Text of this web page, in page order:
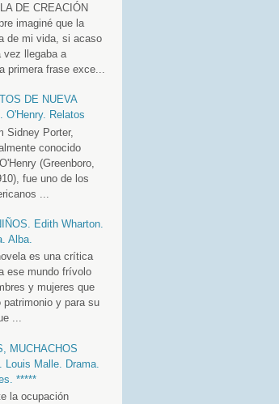
DE CREACIÓN
imaginé que la
de mi vida, si acaso
vez llegaba a
primera frase exce...
DE NUEVA
O'Henry. Relatos
Sidney Porter,
conocido
(Greenboro,
fue uno de los
...
Edith Wharton.
Alba.
es una crítica
ese mundo frívolo
y mujeres que
y para su
...
MUCHACHOS
Louis Malle. Drama.
*****
la ocupación